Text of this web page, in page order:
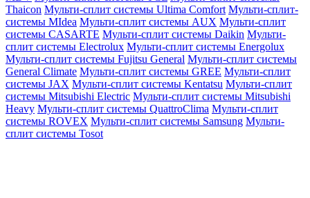
Thaicon Мульти-сплит системы Ultima Comfort Мульти-сплит-
системы MIdea Мульти-сплит системы AUX Мульти-сплит
системы CASARTE Мульти-сплит системы Daikin Мульти-
сплит системы Electrolux Мульти-сплит системы Energolux
Мульти-сплит системы Fujitsu General Мульти-сплит системы
General Climate Мульти-сплит системы GREE Мульти-сплит
системы JAX Мульти-сплит системы Kentatsu Мульти-сплит
системы Mitsubishi Electric Мульти-сплит системы Mitsubishi
Heavy Мульти-сплит системы QuattroClima Мульти-сплит
системы ROVEX Мульти-сплит системы Samsung Мульти-
сплит системы Tosot